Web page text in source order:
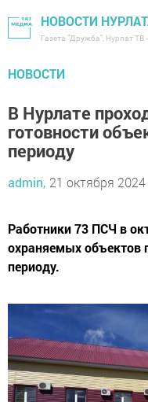
НОВОСТИ
Газета "Дружба", Нурлат ТВ
НОВОСТИ
В Нурлате
готовности
периоду
admin, 21 октября
Работники 73 ПСЧ в
охраняемых объектов
периоду.